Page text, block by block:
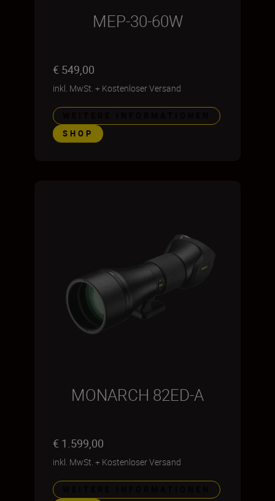
MEP-30-60W
€ 549,00
inkl. MwSt. + Kostenloser Versand
SHOP
MONARCH 82ED-A
€ 1.599,00
inkl. MwSt. + Kostenloser Versand